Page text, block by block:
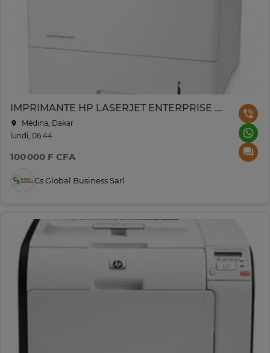
IMPRIMANTE HP LASERJET ENTERPRISE M611
Médina, Dakar
lundi, 06:44
100 000 F CFA
Cs Global Business Sarl